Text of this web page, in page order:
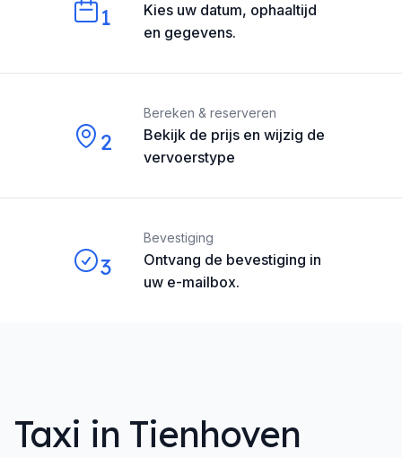
1
Kies uw datum, ophaaltijd
en gegevens.
2
Bekijk de prijs en wijzig de
vervoerstype
Bereken & reserveren
3
Ontvang de bevestiging in
uw e-mailbox.
Bevestiging
Taxi in Tienhoven